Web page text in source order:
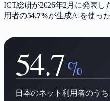
ICT総研が2026年2月に発表し
用者の54.7%が生成AIを使っ
54.7%
日本のネット利用者のう